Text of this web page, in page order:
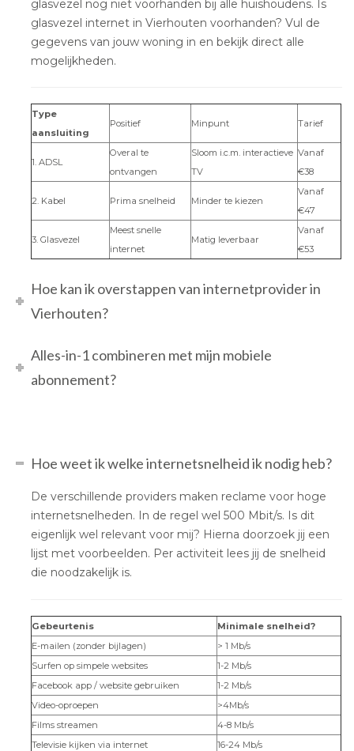
glasvezel nog niet voorhanden bij alle huishoudens. Is
glasvezel internet in Vierhouten voorhanden? Vul de
gegevens van jouw woning in en bekijk direct alle
mogelijkheden.
Type
aansluiting
Positief Minpunt Tarief
1. ADSL
Overal te
ontvangen
Sloom i.c.m. interactieve
TV
Vanaf
€38
2. Kabel Prima snelheid Minder te kiezen
Vanaf
€47
3. Glasvezel
Meest snelle
internet
Matig leverbaar
Vanaf
€53
Hoe kan ik overstappen van internetprovider in
Vierhouten?
Alles-in-1 combineren met mijn mobiele
abonnement?
Hoe weet ik welke internetsnelheid ik nodig heb?
De verschillende providers maken reclame voor hoge
internetsnelheden. In de regel wel 500 Mbit/s. Is dit
eigenlijk wel relevant voor mij? Hierna doorzoek jij een
lijst met voorbeelden. Per activiteit lees jij de snelheid
die noodzakelijk is.
Gebeurtenis
Minimale snelheid?
E-mailen (zonder bijlagen)
> 1 Mb/s
Surfen op simpele websites
1-2 Mb/s
Facebook app / website gebruiken
1-2 Mb/s
Video-oproepen
>4Mb/s
Films streamen
4-8 Mb/s
Televisie kijken via internet
16-24 Mb/s